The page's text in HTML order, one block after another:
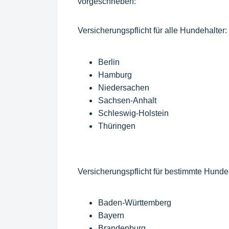
Versicherungspflicht für alle Hundehalter:
Berlin
Hamburg
Niedersachen
Sachsen-Anhalt
Schleswig-Holstein
Thüringen
Versicherungspflicht für bestimmte
Baden-Württemberg
Bayern